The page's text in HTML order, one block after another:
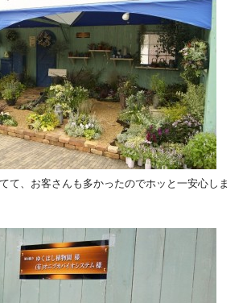
て、お客さんも多かったのでホッと一安心しま